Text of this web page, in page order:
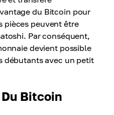
du Bitcoin pour
pièces peuvent être
Par conséquent,
devient possible
débutants avec un petit
Bitcoin